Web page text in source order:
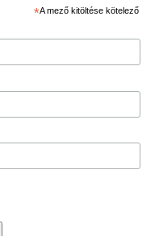
*A mező kitöltése kötelező